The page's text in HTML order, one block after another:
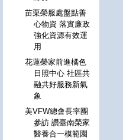
苗栗榮服處盤點善
心物資 落實廉政
強化資源有效運
用
花蓮榮家前進橘色
日照中心 社區共
融共好服務新氣
象
美VFW總會長率團
參訪 讚臺南榮家
醫養合一模範園